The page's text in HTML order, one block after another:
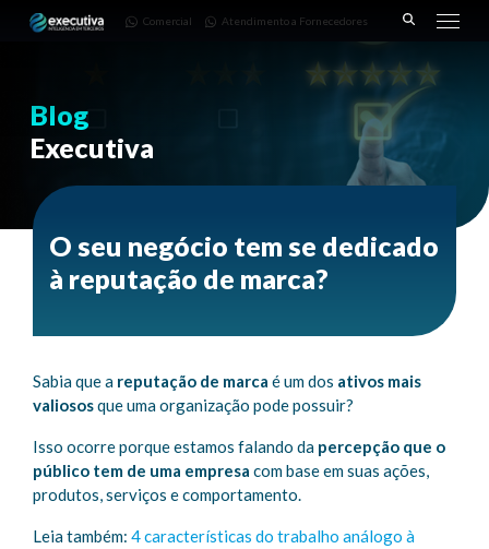
3668-
Pinhais
Comercial Atendimento a Fornecedores
Blog
Executiva
O seu negócio tem se dedicado
à reputação de marca?
Sabia que a reputação de marca é um dos ativos mais
valiososque uma organização pode possuir?
Isso ocorre porque estamos falando da percepção que o
público tem de uma empresa com base em suas ações,
produtos, serviços e comportamento.
Leia também: 4 características do trabalho análogo à